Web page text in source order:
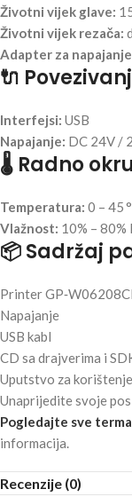
Životni vijek glave:
Životni vijek rezača:
Adapter za
🔌
Interfejsi: USB
Napajanje: DC 24V /
🌡️ Radno
Temperatura: 0 – 45
Vlažnost: 10% – 80%
📦 Sadržaj
Printer
Napajanje
USB kabl
CD sa drajverima i
Uputstvo za korištenje
Unaprijedite svoje
Pogledajte sve
informacija.
Recenzije (0)